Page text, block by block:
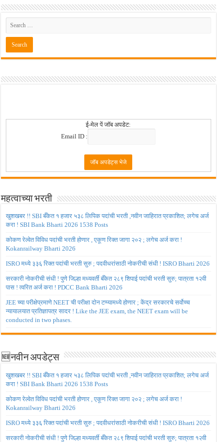
ई-मेल पें जॉब अपडेट:
Email ID :
महत्वाच्या भरती
खुशखबर !! SBI बँकेत १ हजार ५३८ लिपिक पदांची भरती ,नवीन जाहिरात प्रकाशित; लगेच अर्ज
करा ! SBI Bank Bharti 2026 1538 Posts
कोकण रेल्वेत विविध पदांची भरती होणार , एकूण रिक्त जागा २०२ ; लगेच अर्ज करा !
Kokanrailway Bharti 2026
ISRO मध्ये ३३६ रिक्त पदांची भरती सुरु ; पदवीधरांसाठी नोकरीची संधी ! ISRO Bharti 2026
सरकारी नोकरीची संधी ! पुणे जिल्हा मध्यवर्ती बँकेत २८९ शिपाई पदांची भरती सुरु; पात्रता १२वी
पास ! त्वरित अर्ज करा ! PDCC Bank Bharti 2026
JEE च्या परीक्षेप्रमाणे NEET ची परीक्षा दोन टप्प्यामध्ये होणार ; केंद्र सरकारचे सर्वोच्च
न्यायालयात प्रतिज्ञापत्र सादर ! Like the JEE exam, the NEET exam will be
conducted in two phases.
🆕नवीन अपडेट्स
खुशखबर !! SBI बँकेत १ हजार ५३८ लिपिक पदांची भरती ,नवीन जाहिरात प्रकाशित; लगेच अर्ज
करा ! SBI Bank Bharti 2026 1538 Posts
कोकण रेल्वेत विविध पदांची भरती होणार , एकूण रिक्त जागा २०२ ; लगेच अर्ज करा !
Kokanrailway Bharti 2026
ISRO मध्ये ३३६ रिक्त पदांची भरती सुरु ; पदवीधरांसाठी नोकरीची संधी ! ISRO Bharti 2026
सरकारी नोकरीची संधी ! पुणे जिल्हा मध्यवर्ती बँकेत २८९ शिपाई पदांची भरती सुरु; पात्रता १२वी